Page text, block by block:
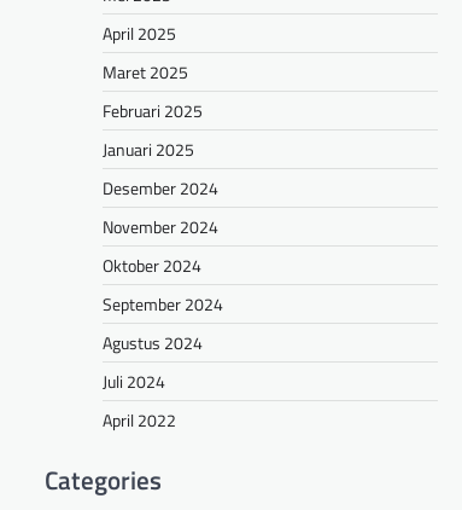
April 2025
Maret 2025
Februari 2025
Januari 2025
Desember 2024
November 2024
Oktober 2024
September 2024
Agustus 2024
Juli 2024
April 2022
Categories